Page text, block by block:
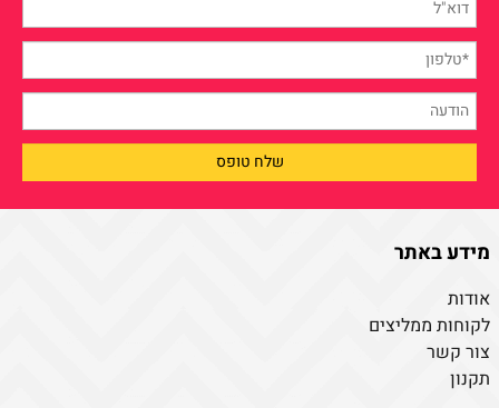
מידע באתר
אודות
לקוחות ממליצים
צור קשר
תקנון